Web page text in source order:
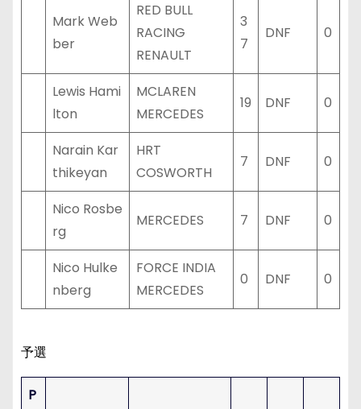
Mark Web
ber
RED BULL
RACING
RENAULT
3
7
DNF 0
Lewis Hami
lton
MCLAREN
MERCEDES
19 DNF 0
Narain Kar
thikeyan
HRT
COSWORTH
7 DNF 0
Nico Rosbe
rg
MERCEDES 7 DNF 0
Nico Hulke
nberg
FORCE INDIA
MERCEDES
0 DNF 0
予選
P